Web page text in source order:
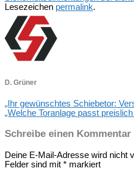
Lesezeichen permalink.
D. Grüner
„Ihr gewünschtes Schiebetor:
„Welche Toranlage passt
Schreibe einen Kommentar
Deine E-Mail-Adresse wird nicht
Felder sind mit * markiert